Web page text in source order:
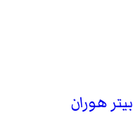
بيتر هوران